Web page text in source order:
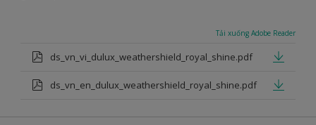
Tải xuống Adobe Reader
ds_vn_vi_dulux_weathershield_royal_shine.pdf
ds_vn_en_dulux_weathershield_royal_shine.pdf